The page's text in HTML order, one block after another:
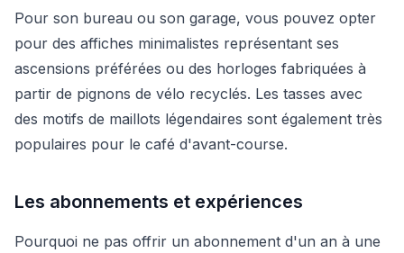
Pour son bureau ou son garage, vous pouvez opter
pour des affiches minimalistes représentant ses
ascensions préférées ou des horloges fabriquées à
partir de pignons de vélo recyclés. Les tasses avec
des motifs de maillots légendaires sont également très
populaires pour le café d'avant-course.
Les abonnements et expériences
Pourquoi ne pas offrir un abonnement d'un an à une